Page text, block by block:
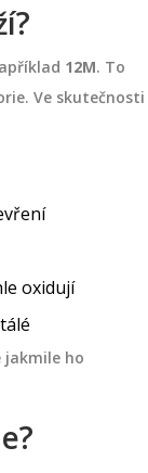
12M. To
Ve skutečnosti
oxidují
jakmile ho